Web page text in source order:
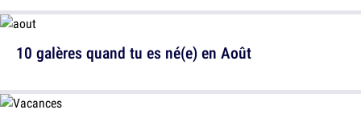
10 galères quand tu es né(e) en Août